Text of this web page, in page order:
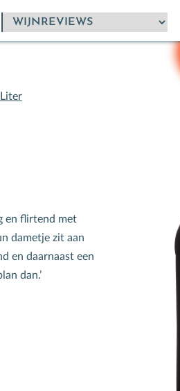
en flirtend met
dametje zit aan
en daarnaast een
dan.’